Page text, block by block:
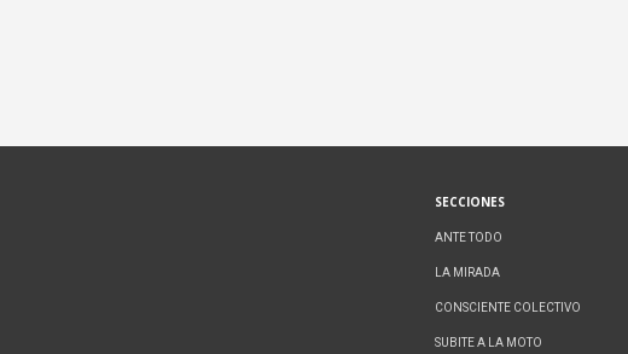
SECCIONES
ANTE TODO
LA MIRADA
CONSCIENTE COLECTIVO
SUBITE A LA MOTO